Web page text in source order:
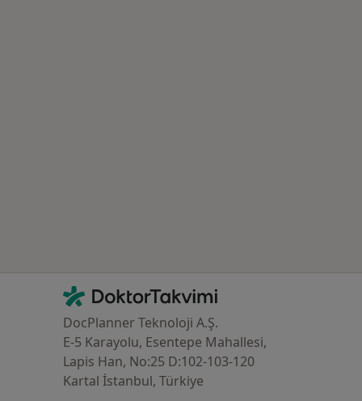
İletişim
DoktorTakvimi - Ana Sayfa
DocPlanner Teknoloji A.Ş.
E-5 Karayolu, Esentepe Mahallesi,
Lapis Han, No:25 D:102-103-120
Kartal İstanbul, Türkiye